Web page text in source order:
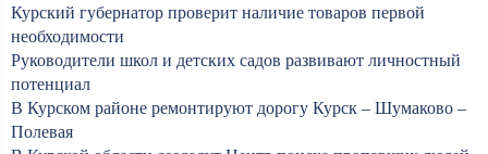
Курский губернатор проверит наличие товаров первой
необходимости
Руководители школ и детских садов развивают личностный
потенциал
В Курском районе ремонтируют дорогу Курск – Шумаково –
Полевая